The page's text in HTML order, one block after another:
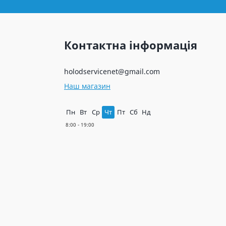
Контактна інформація
holodservicenet@gmail.com
Наш магазин
Пн Вт Ср Чт Пт Сб Нд